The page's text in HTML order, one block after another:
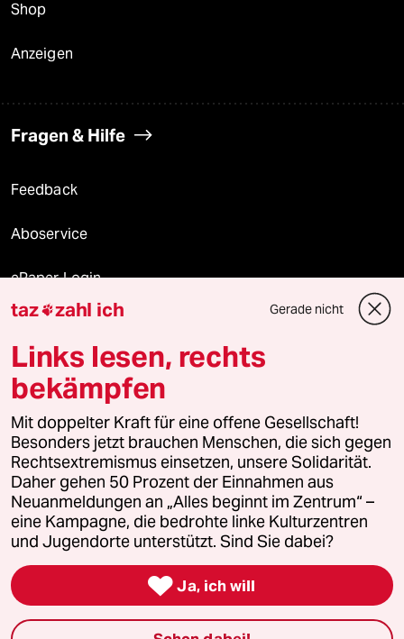
Shop
Anzeigen
Fragen & Hilfe
Feedback
Aboservice
ePaper Login
Downloads für Abonnierende
© 2026 taz Verlags und Vertriebs GmbH
Alle Rechte vorbehalten. Bei rechtlichen Fragen oder für Genehmigungen
wenden Sie sich bitte an lizenzen@taz.de
Feedback Redaktionsstatut Kommune-Richtlinien
Leitlinie Informant Datenschutz Impressum AGB
Seitenwende Einwilligungen widerrufen (Ads)
taz zahl ich Gerade nicht
Links lesen, rechts
bekämpfen
Mit doppelter Kraft für eine offene Gesellschaft!
Besonders jetzt brauchen Menschen, die sich gegen
Rechtsextremismus einsetzen, unsere Solidarität.
Daher gehen 50 Prozent der Einnahmen aus
Neuanmeldungen an „Alles beginnt im Zentrum“ –
eine Kampagne, die bedrohte linke Kulturzentren
und Jugendorte unterstützt. Sind Sie dabei?
 Ja, ich will